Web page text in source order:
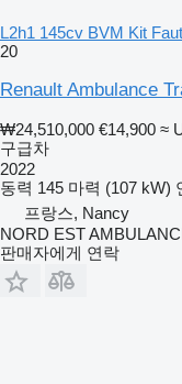
L2h1 145cv BVM Kit
20
Renault Ambulance
₩24,510,000 €14,900 ≈
구급차
2022
동력 145 마력 (107 kW)
프랑스, Nancy
NORD EST
판매자에게 연락